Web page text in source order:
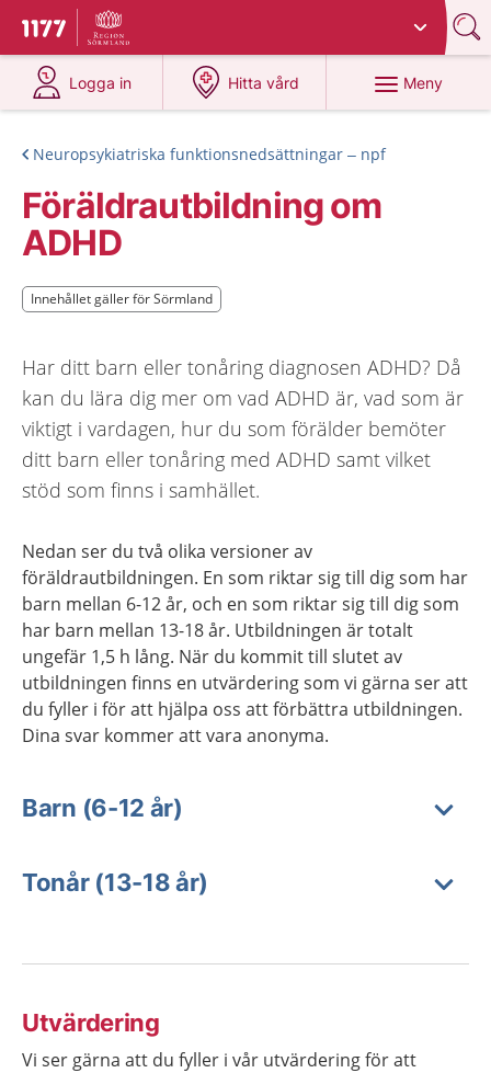
Till startsidan för 1177
Du har valt region
Logga in
på 1177.se
Hitta vård
på 1177.se
Meny
Neuropsykiatriska funktionsnedsättningar – npf
Föräldrautbildning om
ADHD
Innehållet gäller för Sörmland
Innehållet gäller för Sörmland
Har ditt barn eller tonåring diagnosen ADHD? Då
kan du lära dig mer om vad ADHD är, vad som är
viktigt i vardagen, hur du som förälder bemöter
ditt barn eller tonåring med ADHD samt vilket
stöd som finns i samhället.
Nedan ser du två olika versioner av
föräldrautbildningen. En som riktar sig till dig som har
barn mellan 6-12 år, och en som riktar sig till dig som
har barn mellan 13-18 år. Utbildningen är totalt
ungefär 1,5 h lång. När du kommit till slutet av
utbildningen finns en utvärdering som vi gärna ser att
du fyller i för att hjälpa oss att förbättra utbildningen.
Dina svar kommer att vara anonyma.
Barn (6-12 år)
Tonår (13-18 år)
Utvärdering
Vi ser gärna att du fyller i vår utvärdering för att